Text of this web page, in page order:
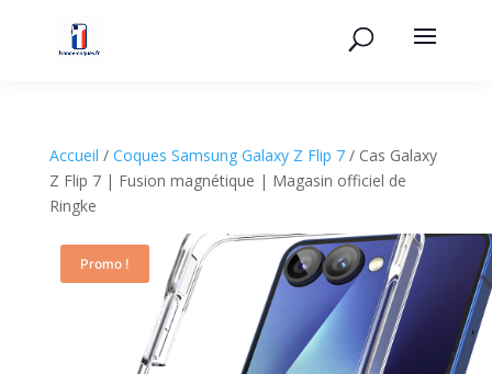
Accueil / Coques Samsung Galaxy Z Flip 7/ Cas Galaxy
Z Flip 7 | Fusion magnétique | Magasin officiel de
Ringke
Promo !